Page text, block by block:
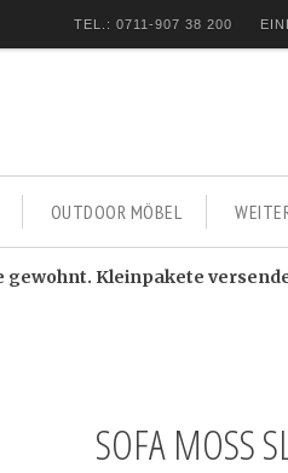
TEL.: 0711-907 38 200
OUTDOOR MÖBEL
Kleinpakete
SOFA MOSS